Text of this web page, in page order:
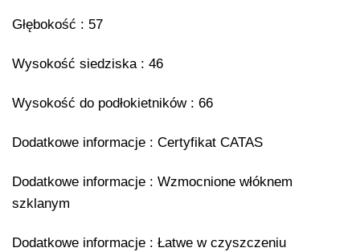
Głębokość : 57
Wysokość siedziska : 46
Wysokość do podłokietników : 66
Dodatkowe informacje : Certyfikat CATAS
Dodatkowe informacje : Wzmocnione włóknem
szklanym
Dodatkowe informacje : Łatwe w czyszczeniu